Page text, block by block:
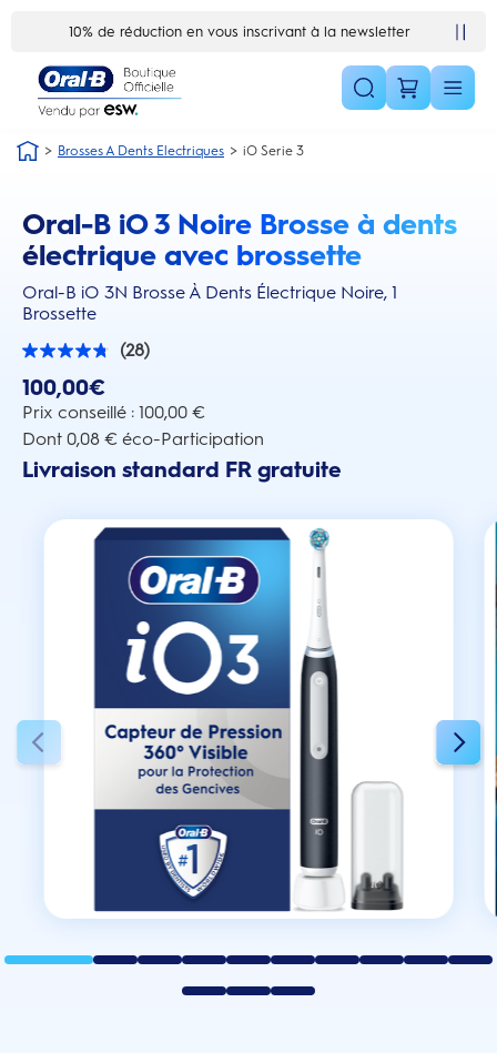
10% de réduction en vous inscrivant à la newsletter
Brosses A Dents Electriques iO Serie 3
Oral-B iO 3 Noire Brosse à dents
électrique avec brossette
Oral-B iO 3N Brosse À Dents Électrique Noire, 1
Brossette
this action will scroll you to the reviews section
(28)
4.8
étoiles.
avis
100,00€
Prix conseillé : 100,00 €
Dont 0,08 € éco-Participation
Livraison standard FR gratuite